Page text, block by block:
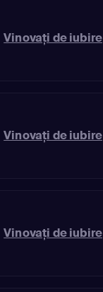
Vinovaţi de iubire
Vinovaţi de iubire
Vinovaţi de iubire